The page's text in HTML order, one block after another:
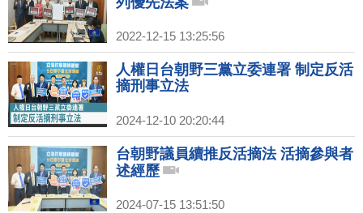
2022-12-15 13:25:56
人權日台朝野三黨立委連署 制定反活
摘刑事立法
2024-12-10 20:20:44
台朝野議員續推反活摘法 活摘參與者
述經歷
2024-07-15 13:51:50